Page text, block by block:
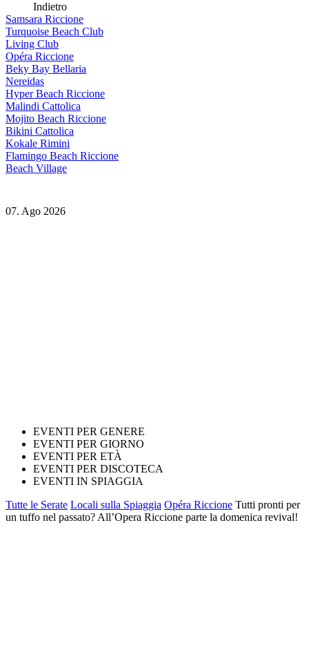
Indietro
Samsara Riccione
Turquoise Beach Club
Living Club
Opéra Riccione
Beky Bay Bellaria
Nereidas
Hyper Beach Riccione
Malindi Cattolica
Mojito Beach Riccione
Bikini Cattolica
Kokale Rimini
Flamingo Beach Riccione
Beach Village
07. Ago 2026
EVENTI PER GENERE
EVENTI PER GIORNO
EVENTI PER ETÀ
EVENTI PER DISCOTECA
EVENTI IN SPIAGGIA
Tutte le Serate Locali sulla Spiaggia Opéra Riccione Tutti pronti per
un tuffo nel passato? All’Opera Riccione parte la domenica revival!